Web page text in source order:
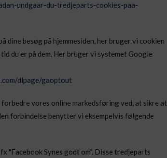
undgaar-du-tredjeparts-cookies-paa-
besøg på hjemmesiden, her bruger vi cookien
du er på dem. Her bruger vi systemet Google
dlpage/gaoptout
vores online markedsføring ved, at sikre at
forbindelse benytter vi eksempelvis følgende
"Facebook Synes godt om". Disse tredjeparts